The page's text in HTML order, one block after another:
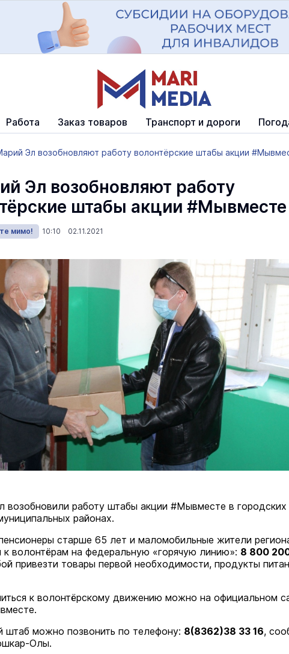
Работа Заказ товаров Транспорт и дороги
Эл возобновляют работу волонтёрские штабы акции
Эл возобновляют работу
штабы акции #Мывместе
мимо! 10:10 02.11.2021
возобновили работу штабы акции #Мывместе в городских
районах.
старше 65 лет и маломобильные жители
к волонтёрам на федеральную «горячую линию»: 8 800
привезти товары первой необходимости, продукты
к волонтёрскому движению можно на официальном
штаб можно позвонить по телефону: 8(8362)38 33 16,
Олы.